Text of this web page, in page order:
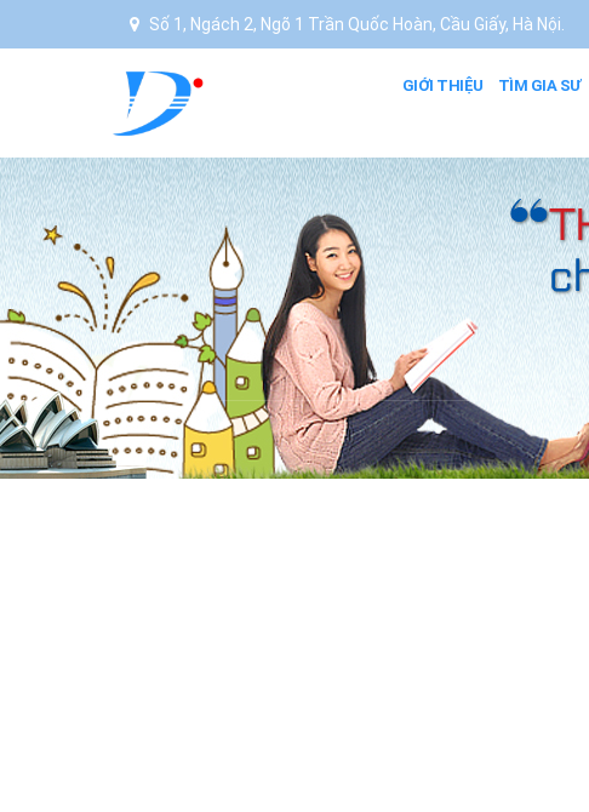
Số 1, Ngách 2, Ngõ 1 Trần Quốc Hoàn, Cầu Giấy, Hà Nội.
GIỚI THIỆU TÌM GIA SƯ